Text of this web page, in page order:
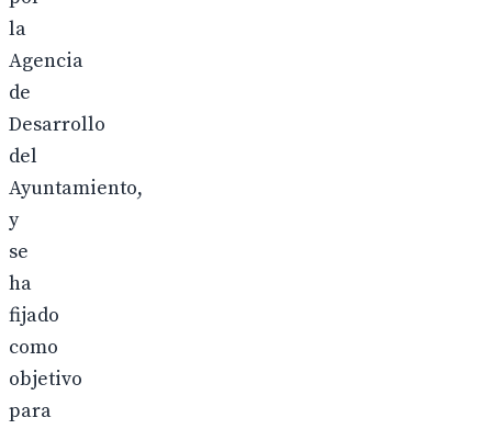
la
Agencia
de
Desarrollo
del
Ayuntamiento,
y
se
ha
fijado
como
objetivo
para